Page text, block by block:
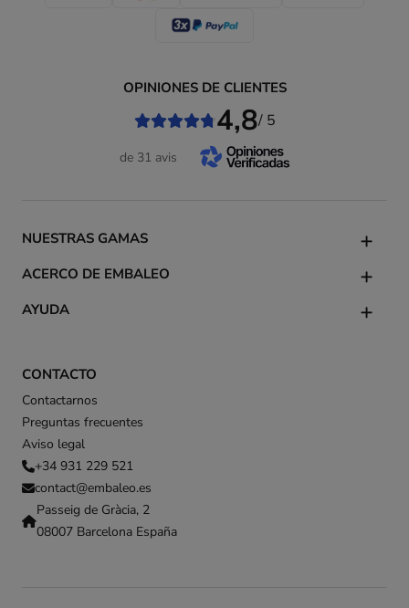
CONTACTO
Contactarnos
Preguntas frecuentes
Aviso legal
+34 931 229 521
contact@embaleo.es
Passeig de Gràcia, 2
08007 Barcelona España
NUESTRAS GAMAS
ACERCO DE EMBALEO
AYUDA
OPINIONES DE CLIENTES
4,8/ 5
de 31 avis